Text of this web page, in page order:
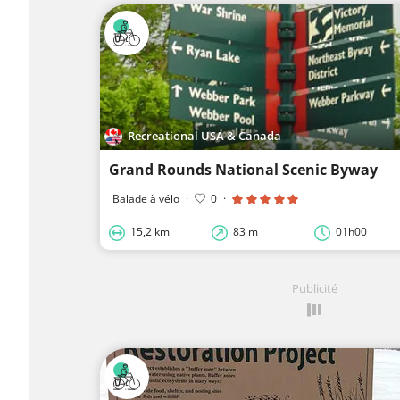
Recreational USA & Canada
Grand Rounds National Scenic Byway
Balade à vélo · 0 ·
15,2 km 83 m 01h00
Publicité